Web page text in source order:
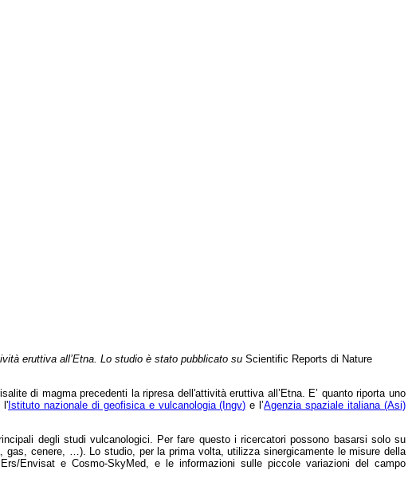
eruttiva all’Etna. Lo studio è stato pubblicato su Scientific Reports di Nature
di magma precedenti la ripresa dell'attività eruttiva all’Etna. E’ quanto riporta uno
, l'Istituto nazionale di geofisica e vulcanologia (Ingv) e l’Agenzia spaziale italiana (Asi)
degli studi vulcanologici. Per fare questo i ricercatori possono basarsi solo su
gas, cenere, …). Lo studio, per la prima volta, utilizza sinergicamente le misure della
Envisat e Cosmo-SkyMed, e le informazioni sulle piccole variazioni del campo